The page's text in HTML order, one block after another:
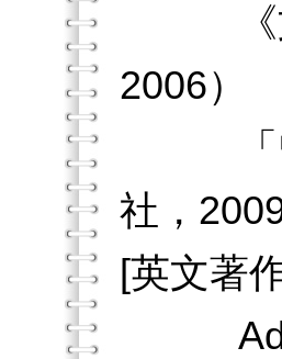
《文
2006）
「曾
社，
[英文著